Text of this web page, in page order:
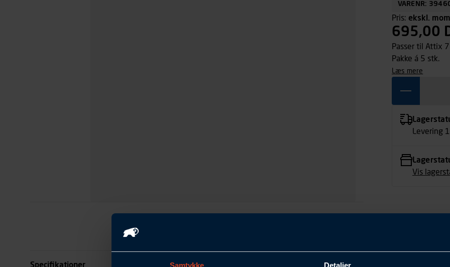
Specifikationer
VARENR:
Pris: ekskl.
695,00
Passer til Attix
Pakke á 5 stk.
læs mere
Levering
Vis